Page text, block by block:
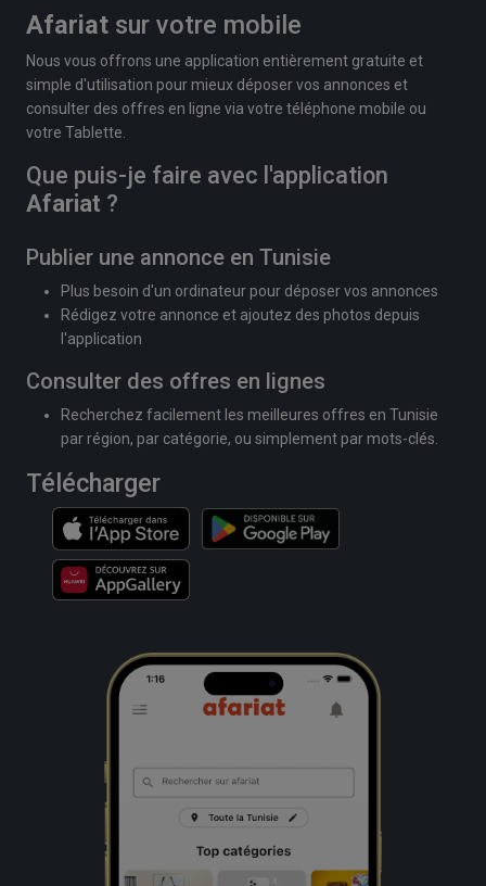
Afariat sur votre mobile
Nous vous offrons une application entièrement gratuite et
simple d'utilisation pour mieux déposer vos annonces et
consulter des offres en ligne via votre téléphone mobile ou
votre Tablette.
Que puis-je faire avec l'application
Afariat ?
Publier une annonce en Tunisie
Plus besoin d'un ordinateur pour déposer vos annonces
Rédigez votre annonce et ajoutez des photos depuis
l'application
Consulter des offres en lignes
Recherchez facilement les meilleures offres en Tunisie
par région, par catégorie, ou simplement par mots-clés.
Télécharger